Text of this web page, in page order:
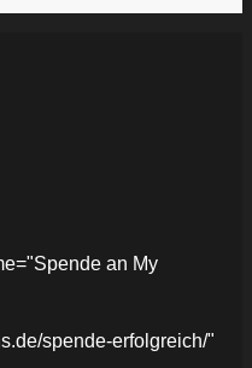
an My
spende-erfolgreich/"